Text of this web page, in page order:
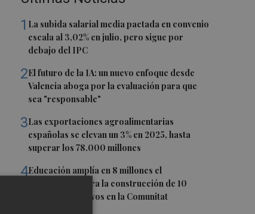
1 La subida salarial media pactada en convenio
escala al 3,02% en julio, pero sigue por
debajo del IPC
2El futuro de la IA: un nuevo enfoque desde
Valencia aboga por la evaluación para que
sea "responsable"
3Las exportaciones agroalimentarias
españolas se elevan un 3% en 2025, hasta
superar los 78.000 millones
4Educación amplía en 8 millones el
presupuesto para la construcción de 10
centros educativos en la Comunitat